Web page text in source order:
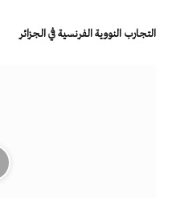
التجارب النووية الفرنسية في الجزائر